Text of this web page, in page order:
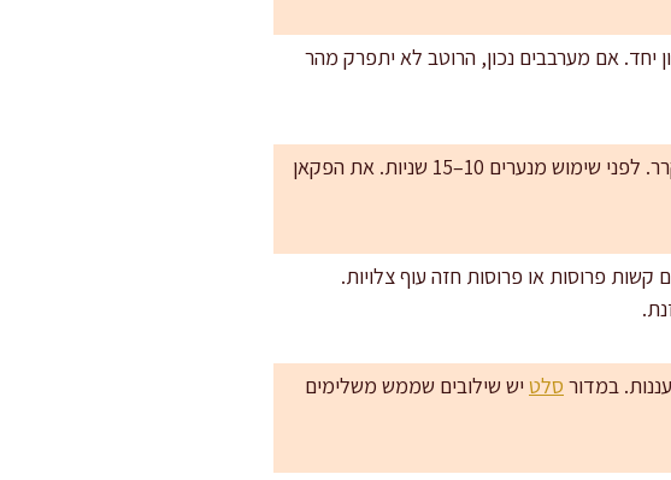
יחד. אם מערבבים נכון, הרוטב לא יתפרק מהר
הכנה מראש חכמה: את הרוטב אפשר להכין עד 3 ימים מראש ולשמור בצנצנת במקרר. לפני שימוש מנערים 10–15 שניות. את הפקאן
בלי לפגוע ברעיון: רוצים להפוך את זה לארוחה? הוסיפו 2 ביצים קשות פרוסות או פרוסות חזה עוף צלויות.
במדור סלט יש שילובים שממש משלימים